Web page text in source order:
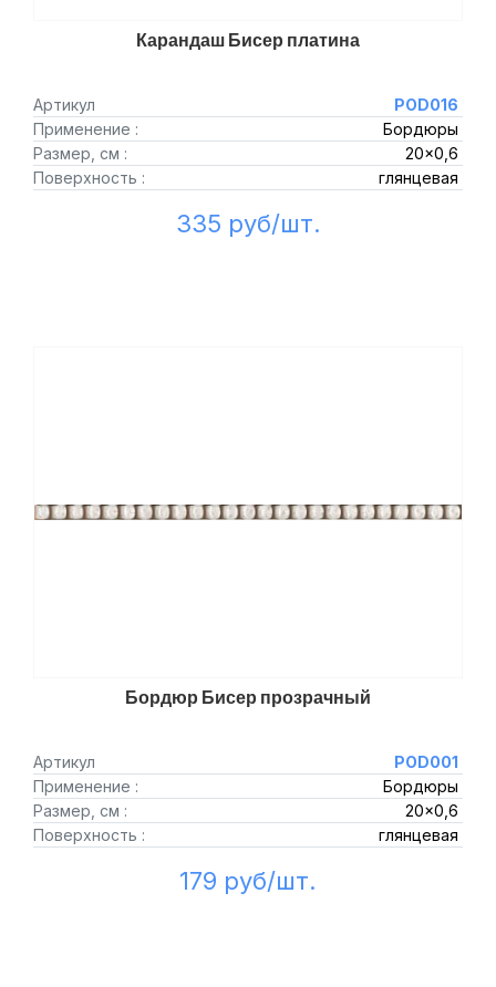
Карандаш Бисер платина
Артикул
POD016
Применение :
Бордюры
Размер, см :
20x0,6
Поверхность :
глянцевая
335 руб/шт.
Бордюр Бисер прозрачный
Артикул
POD001
Применение :
Бордюры
Размер, см :
20x0,6
Поверхность :
глянцевая
179 руб/шт.